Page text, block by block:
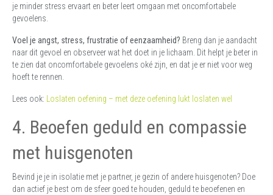
je minder stress ervaart en beter leert omgaan met oncomfortabele
gevoelens.
Voel je angst, stress, frustratie of eenzaamheid? Breng dan je aandacht
naar dit gevoel en observeer wat het doet in je lichaam. Dit helpt je beter in
te zien dat oncomfortabele gevoelens oké zijn, en dat je er niet voor weg
hoeft te rennen.
Lees ook: Loslaten oefening – met deze oefening lukt loslaten wel
4. Beoefen geduld en compassie
met huisgenoten
Bevind je je in isolatie met je partner, je gezin of andere huisgenoten? Doe
dan actief je best om de sfeer goed te houden, geduld te beoefenen en